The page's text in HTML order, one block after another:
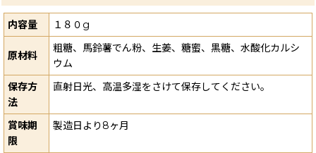
内容量 １８０g
原材料
粗糖、馬鈴薯でん粉、生姜、糖蜜、黒糖、水酸化カルシ
ウム
保存方
法
直射日光、高温多湿をさけて保存してください。
賞味期
限
製造日より8ヶ月